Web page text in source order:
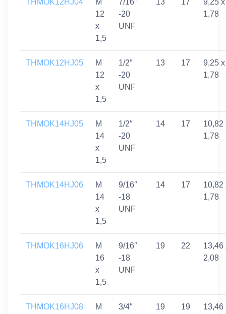
THMOK12HJ04
M
12
x
1,5
7/16″
-20
UNF
13 17
9,25 x
1,78
THMOK12HJ05
M
12
x
1,5
1/2″
-20
UNF
13 17
9,25 x
1,78
THMOK14HJ05
M
14
x
1,5
1/2″
-20
UNF
14 17
10,82
1,78
THMOK14HJ06
M
14
x
1,5
9/16″
-18
UNF
14 17
10,82
1,78
THMOK16HJ06
M
16
x
1,5
9/16″
-18
UNF
19 22
13,46
2,08
THMOK16HJ08
M
3/4″
19 19
13,46